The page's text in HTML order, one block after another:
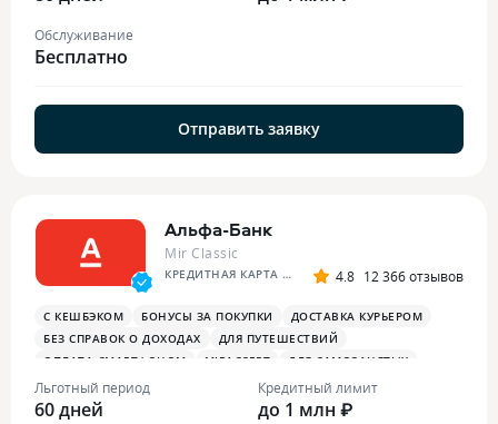
Обслуживание
Бесплатно
Отправить заявку
Альфа-Банк
Mir Classic
КРЕДИТНАЯ КАРТА АЛЬФА-БАНКА 4.8 12 366 отзывов
С КЕШБЭКОМ БОНУСЫ ЗА ПОКУПКИ
ДОСТАВКА КУРЬЕРОМ
БЕЗ СПРАВОК О ДОХОДАХ
ДЛЯ ПУТЕШЕСТВИЙ
ОПЛАТА СМАРТФОНОМ
MIRACCEPT
ДЛЯ САМОЗАНЯТЫХ
ПЛАТЕЖНЫЙ СТИКЕР
Льготный период
60 дней
Кредитный лимит
до 1 млн ₽